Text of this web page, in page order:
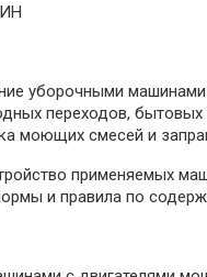
уборочными
переходов,
моющих смесей и
применяемых
и правила по